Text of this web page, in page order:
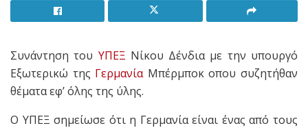
Συνάντηση του ΥΠΕΞ Νίκου Δένδια με την υπουργό
Εξωτερικώ της ΓερμανίαΜπέρμποκ οπου συζητήθαν
θέματα εφ’ όλης της ύλης.
Ο ΥΠΕΞ σημείωσε ότι η Γερμανία είναι ένας από τους